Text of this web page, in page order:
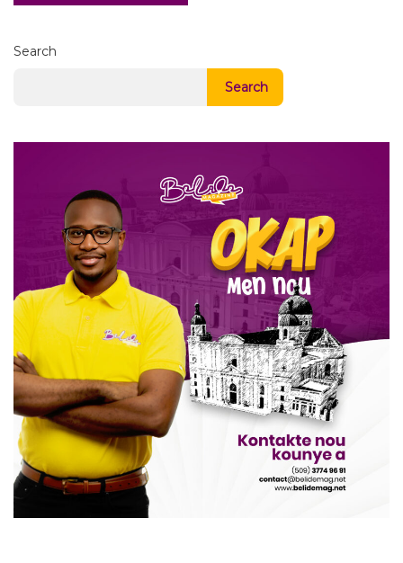
Search
Search